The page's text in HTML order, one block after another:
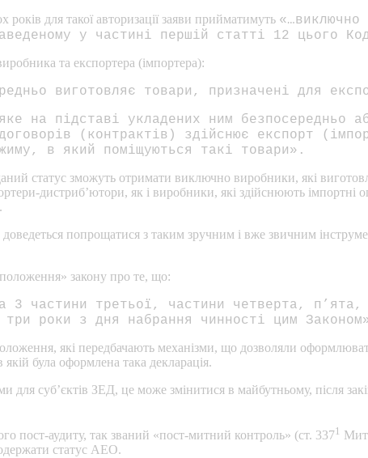
для такої авторизації заяви прийматимуть
у частині першій статті 12 цього
та експортера (імпортера):
виготовляє товари, призначені для
на підставі укладених ним безпосередньо
(контрактів) здійснює експорт
в який поміщуються такі товари».
статус зможуть отримати виключно виробники, які
дистриб’ютори, як і виробники, які здійснюють імпортні
попрощатися з таким зручним і вже звичним
положення» закону про те, що:
3 частини третьої, частини четверта,
три роки з дня набрання чинності цим
які передбачають механізми, що дозволяли
була оформлена така декларація.
суб’єктів ЗЕД, це може змінитися в майбутньому, після
пост-аудиту, так званий «пост-митний контроль» (ст. 3371
статус АЕО.